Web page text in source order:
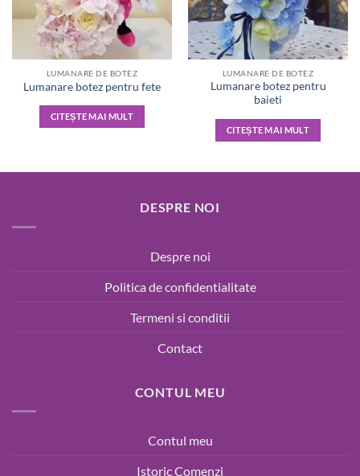
LUMANARE DE BOTEZ
Lumanare botez pentru fete
CITEȘTE MAI MULT
LUMANARE DE BOTEZ
Lumanare botez pentru
baieti
CITEȘTE MAI MULT
DESPRE NOI
Despre noi
Politica de confidentialitate
Termeni si conditii
Contact
CONTUL MEU
Contul meu
Istoric Comenzi